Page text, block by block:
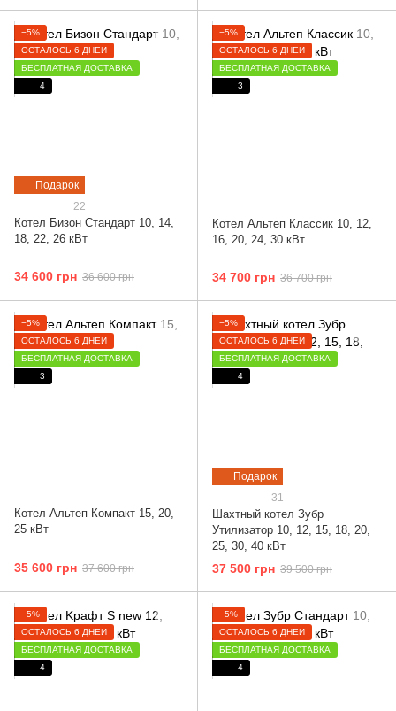
Подарок
−5%
ОСТАЛОСЬ 6 ДНЕЙ
БЕСПЛАТНАЯ ДОСТАВКА
4
22
Котел Бизон Cтандарт 10, 14,
18, 22, 26 кВт
34 600 грн 36 600 грн
−5%
ОСТАЛОСЬ 6 ДНЕЙ
БЕСПЛАТНАЯ ДОСТАВКА
3
Котел Альтеп Классик 10, 12,
16, 20, 24, 30 кВт
34 700 грн 36 700 грн
−5%
ОСТАЛОСЬ 6 ДНЕЙ
БЕСПЛАТНАЯ ДОСТАВКА
3
Котел Альтеп Компакт 15, 20,
25 кВт
35 600 грн 37 600 грн
Подарок
−5%
ОСТАЛОСЬ 6 ДНЕЙ
БЕСПЛАТНАЯ ДОСТАВКА
4
31
Шахтный котел Зубр
Утилизатор 10, 12, 15, 18, 20,
25, 30, 40 кВт
37 500 грн 39 500 грн
−5%
ОСТАЛОСЬ 6 ДНЕЙ
БЕСПЛАТНАЯ ДОСТАВКА
4
−5%
ОСТАЛОСЬ 6 ДНЕЙ
БЕСПЛАТНАЯ ДОСТАВКА
4